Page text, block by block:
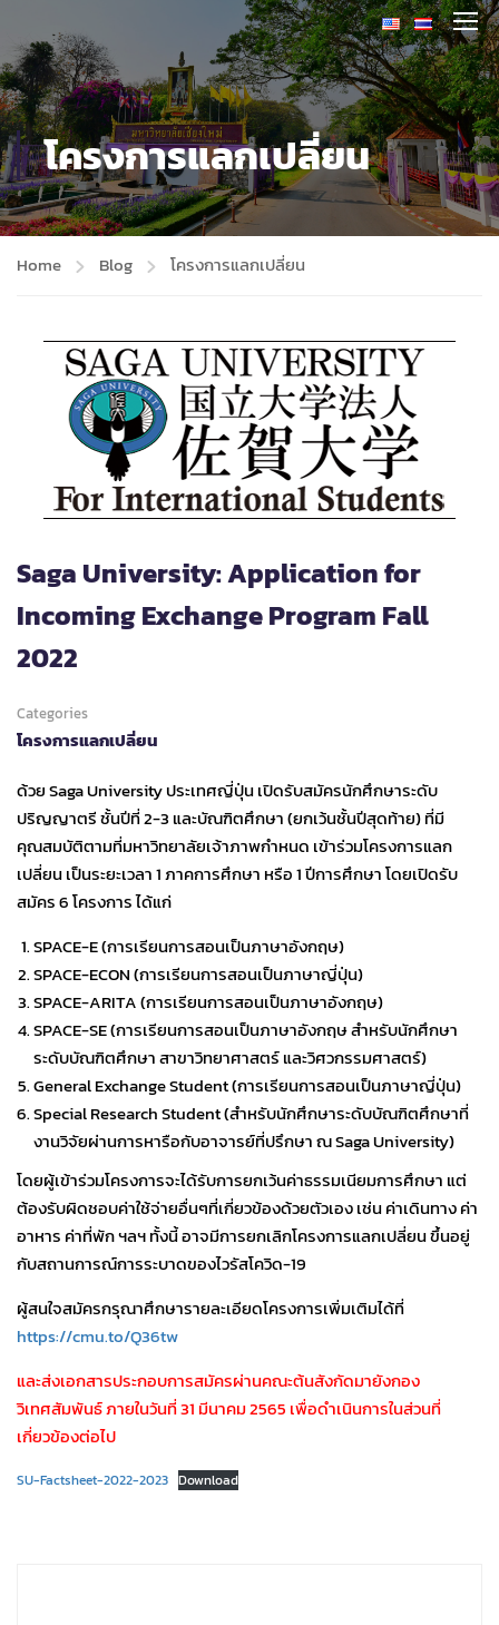
โครงการแลกเปลี่ยน
Home Blog โครงการแลกเปลี่ยน
Saga University: Application for
Incoming Exchange Program Fall
2022
Categories
โครงการแลกเปลี่ยน
ด้วย Saga University ประเทศญี่ปุ่น เปิดรับสมัครนักศึกษาระดับ
ปริญญาตรี ชั้นปีที่ 2-3 และบัณฑิตศึกษา (ยกเว้นชั้นปีสุดท้าย) ที่มี
คุณสมบัติตามที่มหาวิทยาลัยเจ้าภาพกำหนด เข้าร่วมโครงการแลก
เปลี่ยน เป็นระยะเวลา 1 ภาคการศึกษา หรือ 1 ปีการศึกษา โดยเปิดรับ
สมัคร 6 โครงการ ได้แก่
SPACE-E (การเรียนการสอนเป็นภาษาอังกฤษ)
SPACE-ECON (การเรียนการสอนเป็นภาษาญี่ปุ่น)
SPACE-ARITA (การเรียนการสอนเป็นภาษาอังกฤษ)
SPACE-SE (การเรียนการสอนเป็นภาษาอังกฤษ สำหรับนักศึกษา
ระดับบัณฑิตศึกษา สาขาวิทยาศาสตร์ และวิศวกรรมศาสตร์)
General Exchange Student (การเรียนการสอนเป็นภาษาญี่ปุ่น)
Special Research Student (สำหรับนักศึกษาระดับบัณฑิตศึกษาที่
งานวิจัยผ่านการหารือกับอาจารย์ที่ปรึกษา ณ Saga University)
โดยผู้เข้าร่วมโครงการจะได้รับการยกเว้นค่าธรรมเนียมการศึกษา แต่
ต้องรับผิดชอบค่าใช้จ่ายอื่นๆที่เกี่ยวข้องด้วยตัวเอง เช่น ค่าเดินทาง ค่า
อาหาร ค่าที่พัก ฯลฯ ทั้งนี้ อาจมีการยกเลิกโครงการแลกเปลี่ยน ขึ้นอยู่
กับสถานการณ์การระบาดของไวรัสโควิด-19
ผู้สนใจสมัครกรุณาศึกษารายละเอียดโครงการเพิ่มเติมได้ที่
https://cmu.to/Q36tw
และส่งเอกสารประกอบการสมัครผ่านคณะต้นสังกัดมายังกอง
วิเทศสัมพันธ์ ภายในวันที่ 31 มีนาคม 2565 เพื่อดำเนินการในส่วนที่
เกี่ยวข้องต่อไป
SU-Factsheet-2022-2023 Download